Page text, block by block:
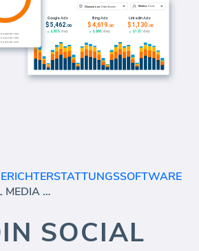
LINKEDIN SOCIAL MEDIA BERICHTSVORLAGE
SOCIAL